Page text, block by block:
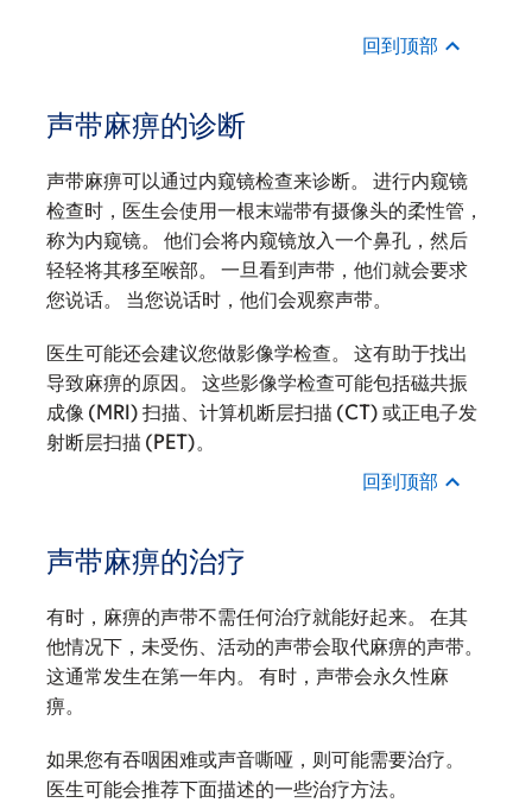
回到顶部
声带麻痹的诊断
声带麻痹可以通过内窥镜检查来诊断。 进行内窥镜
检查时，医生会使用一根末端带有摄像头的柔性管，
称为内窥镜。 他们会将内窥镜放入一个鼻孔，然后
轻轻将其移至喉部。 一旦看到声带，他们就会要求
您说话。 当您说话时，他们会观察声带。
医生可能还会建议您做影像学检查。 这有助于找出
导致麻痹的原因。 这些影像学检查可能包括磁共振
成像 (MRI) 扫描、计算机断层扫描 (CT) 或正电子发
射断层扫描 (PET)。
回到顶部
声带麻痹的治疗
有时，麻痹的声带不需任何治疗就能好起来。 在其
他情况下，未受伤、活动的声带会取代麻痹的声带。
这通常发生在第一年内。 有时，声带会永久性麻
痹。
如果您有吞咽困难或声音嘶哑，则可能需要治疗。
医生可能会推荐下面描述的一些治疗方法。